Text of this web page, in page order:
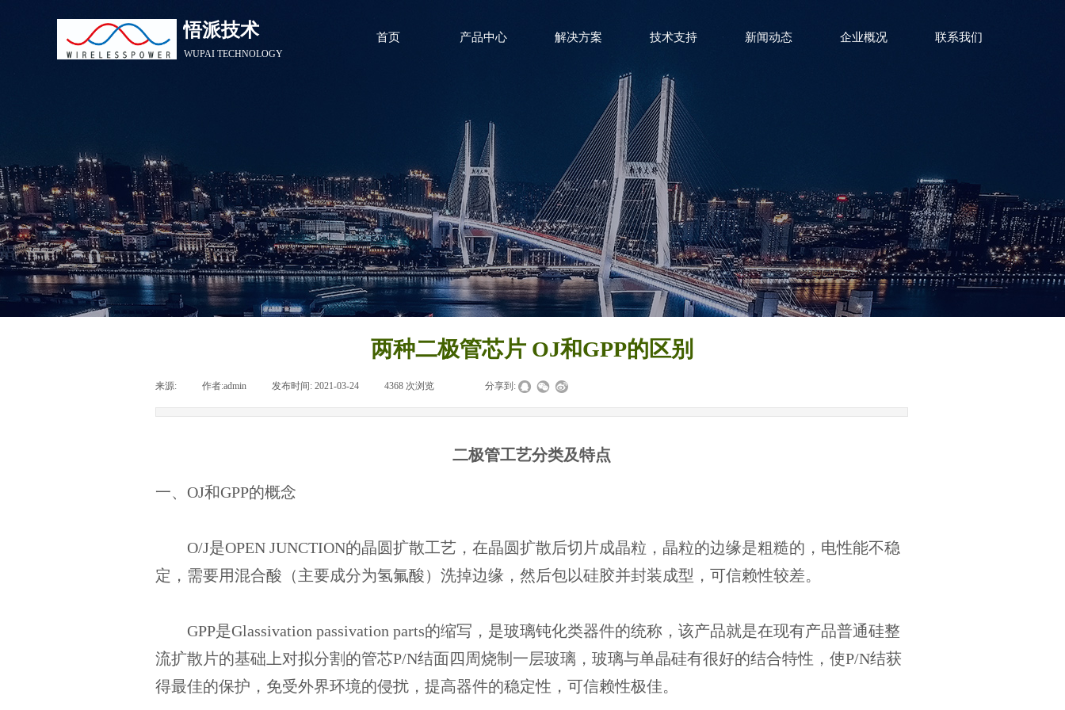
悟派技术
WUPAI TECHNOLOGY
首页 产品中心 解决方案 技术支持 新闻动态 企业概况 联系我们
两种二极管芯片 OJ和GPP的区别
来源: 作者:admin 发布时间: 2021-03-24 4368 次浏览 分享到:
二极管工艺分类及特点
一、OJ和GPP的概念
O/J是OPEN JUNCTION的晶圆扩散工艺，在晶圆扩散后切片成晶粒，晶粒的边缘是粗糙的，电性能不稳
定，需要用混合酸（主要成分为氢氟酸）洗掉边缘，然后包以硅胶并封装成型，可信赖性较差。
GPP是Glassivation passivation parts的缩写，是玻璃钝化类器件的统称，该产品就是在现有产品普通硅整
流扩散片的基础上对拟分割的管芯P/N结面四周烧制一层玻璃，玻璃与单晶硅有很好的结合特性，使P/N结获
得最佳的保护，免受外界环境的侵扰，提高器件的稳定性，可信赖性极佳。